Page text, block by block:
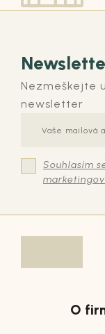
Nezmeškejte
newsletter
Souhlasím
O